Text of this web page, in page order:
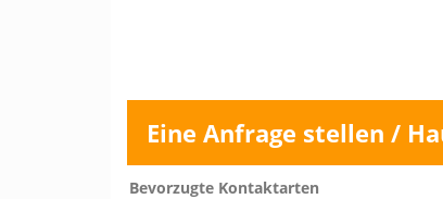
Eine Anfrage stellen /
Bevorzugte Kontaktarten